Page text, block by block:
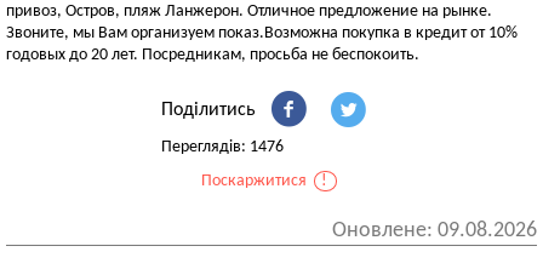
привоз, Остров, пляж Ланжерон. Отличное предложение на рынке.
Звоните, мы Вам организуем показ.Возможна покупка в кредит от 10%
годовых до 20 лет. Посредникам, просьба не беспокоить.
Поділитись
Переглядів: 1476
Поскаржитися
!
Оновлене: 09.08.2026